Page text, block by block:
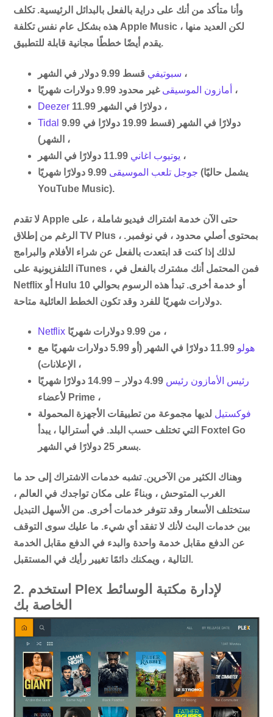
وأنا متأكد من أنك على دراية بالفعل بالبدائل الرئيسية. تكلف
هذه بشكل عام نفس تكلفة Apple Music ، لكن العديد منها
يقدم أيضًا خططًا مجانية قابلة للتطبيق.
سبوتيفي قسط 9.99 دولار في الشهر ،
أمازون الموسيقى غير محدود 9.99 دولارات شهريًا ،
Deezer
11.99 دولارًا في الشهر ،
Tidal 9.99 دولارًا في الشهر (قسط 19.99 دولارًا في
الشهر) ،
يوتيوب اغاني 11.99 دولارًا في الشهر ،
جوجل تلعب الموسيقى
9.99 دولارًا شهريًا (يشمل حاليًا
YouTube Music).
لا تقدم Apple حتى الآن خدمة اشتراك فيديو شاملة ، على
الرغم من إطلاق TV Plus ، بمحتوى أصلي محدود ، في نوفمبر.
لذلك إذا كنت قد ابتعدت بالفعل عن شراء الأفلام والبرامج
التلفزيونية على iTunes ، فمن المحتمل أنك مشترك بالفعل في
Netflix أو Hulu أو خدمة أخرى. تبدأ هذه الرسوم بحوالي 10
دولارات شهريًا للفرد وقد تكون الخطط العائلية متاحة.
Netflix
من 9.99 دولارات شهريًا ،
هولو
11.99 دولارًا في الشهر (أو 5.99 دولارات شهريًا مع
الإعلانات) ،
رئيس الأمازون رئيس
4.99 دولار – 14.99 دولارًا شهريًا
لأعضاء Prime ،
فوكستيل لديها مجموعة من تطبيقات الأجهزة المحمولة
التي تختلف حسب البلد. في أستراليا ، يبدأ Foxtel Go
بسعر 25 دولارًا في الشهر.
وهناك الكثير من الآخرين. تشبه خدمات الاشتراك إلى حد ما
الغرب المتوحش ، وبناءً على مكان تواجدك في العالم ،
ستختلف الأسعار وقد تتوفر خدمات أخرى. من الأسهل التبديل
بين خدمات البث لأنك لا تفقد أي شيء. ما عليك سوى التوقف
عن الدفع مقابل خدمة واحدة والبدء في الدفع مقابل الخدمة
التالية ، ويمكنك دائمًا تغيير رأيك في المستقبل.
2. استخدم Plex لإدارة مكتبة الوسائط
الخاصة بك